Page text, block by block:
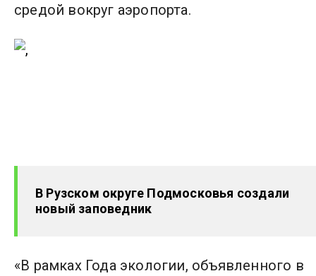
средой вокруг аэропорта.
В Рузском округе Подмосковья создали
новый заповедник
«В рамках Года экологии, объявленного в